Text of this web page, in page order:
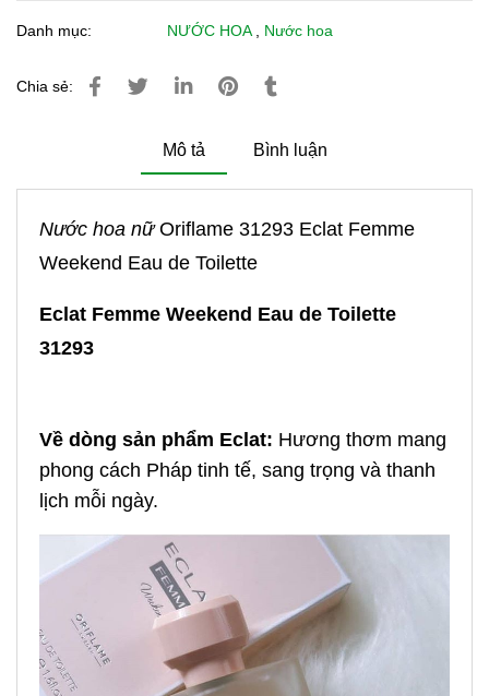
Danh mục: NƯỚC HOA Nước hoa
Chia sẻ:
Mô tả Bình luận
Nước hoa nữOriflame 31293 Eclat Femme
Weekend Eau de Toilette
Eclat Femme Weekend Eau de Toilette
31293
Về dòng sản phẩm Eclat: Hương thơm mang
phong cách Pháp tinh tế, sang trọng và thanh
lịch mỗi ngày.